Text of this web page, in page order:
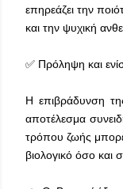
επηρεάζει την
και την ψυχική
✅ Πρόληψη και
Η επιβράδυνση
αποτέλεσμα
τρόπου ζωής
βιολογικό όσο και